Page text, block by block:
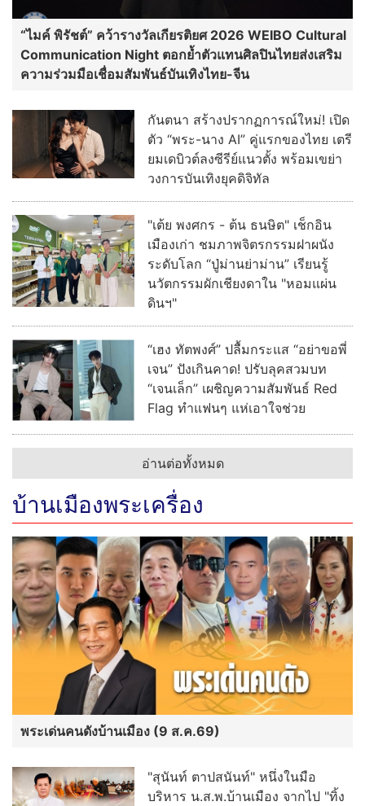
“ไมค์ พิรัชต์” คว้ารางวัลเกียรติยศ 2026 WEIBO Cultural
Communication Night ตอกย้ำตัวแทนศิลปินไทยส่งเสริม
ความร่วมมือเชื่อมสัมพันธ์บันเทิงไทย-จีน
กันตนา สร้างปรากฏการณ์ใหม่! เปิด
ตัว “พระ-นาง AI” คู่แรกของไทย เตรี
ยมเดบิวต์ลงซีรีย์แนวตั้ง พร้อมเขย่า
วงการบันเทิงยุคดิจิทัล
"เต้ย พงศกร - ต้น ธนษิต" เช็กอิน
เมืองเก่า ชมภาพจิตรกรรมฝาผนัง
ระดับโลก “ปู่ม่านย่าม่าน” เรียนรู้
นวัตกรรมผักเชียงดาใน "หอมแผ่น
ดินฯ"
“เฮง ทัตพงศ์” ปลื้มกระแส “อย่าขอพี่
เจน” ปังเกินคาด! ปรับลุคสวมบท
“เจนเล็ก” เผชิญความสัมพันธ์ Red
Flag ทำแฟนๆ แห่เอาใจช่วย
อ่านต่อทั้งหมด
บ้านเมืองพระเครื่อง
พระเด่นคนดังบ้านเมือง (9 ส.ค.69)
"สุนันท์ ตาปสนันท์" หนึ่งในมือ
บริหาร น.ส.พ.บ้านเมือง จากไป "ทิ้ง